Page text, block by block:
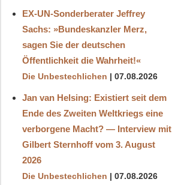
EX-UN-Sonderberater Jeffrey
Sachs: »Bundeskanzler Merz,
sagen Sie der deutschen
Öffentlichkeit die Wahrheit!«
Die Unbestechlichen 07.08.2026
Jan van Helsing: Existiert seit dem
Ende des Zweiten Weltkriegs eine
verborgene Macht? — Interview mit
Gilbert Sternhoff vom 3. August
2026
Die Unbestechlichen 07.08.2026